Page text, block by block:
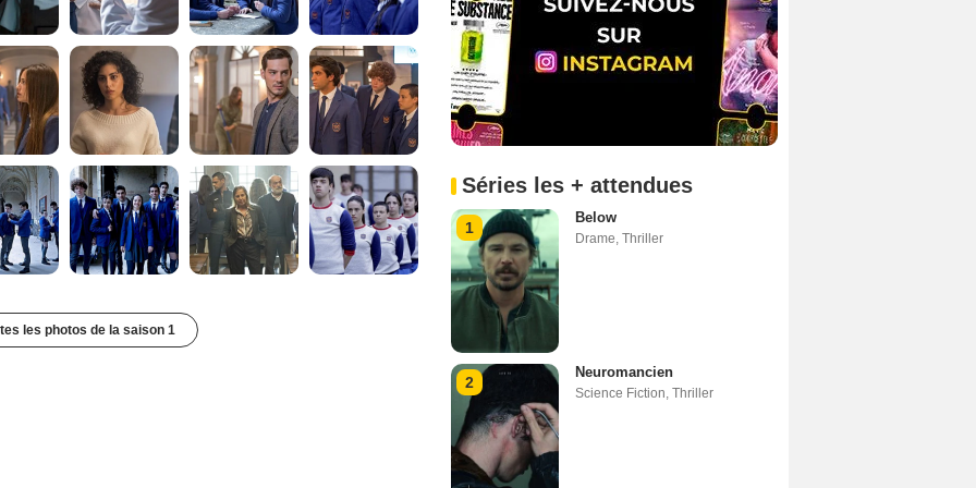
les photos de la saison 1
Séries les + attendues
1
Below
Drame, Thriller
2
Neuromancien
Science Fiction, Thriller